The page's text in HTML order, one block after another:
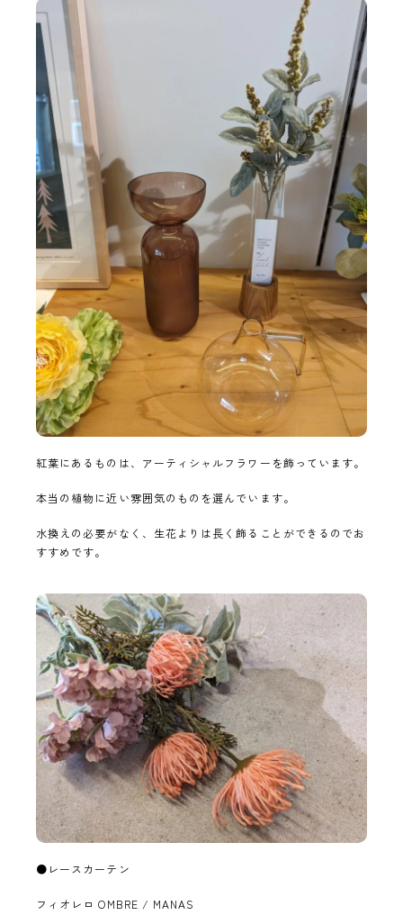
紅葉にあるものは、アーティシャルフラワーを飾っています。
本当の植物に近い雰囲気のものを選んでいます。
水換えの必要がなく、生花よりは長く飾ることができるのでお
すすめです。
●レースカーテン
フィオレロ OMBRE / MANAS